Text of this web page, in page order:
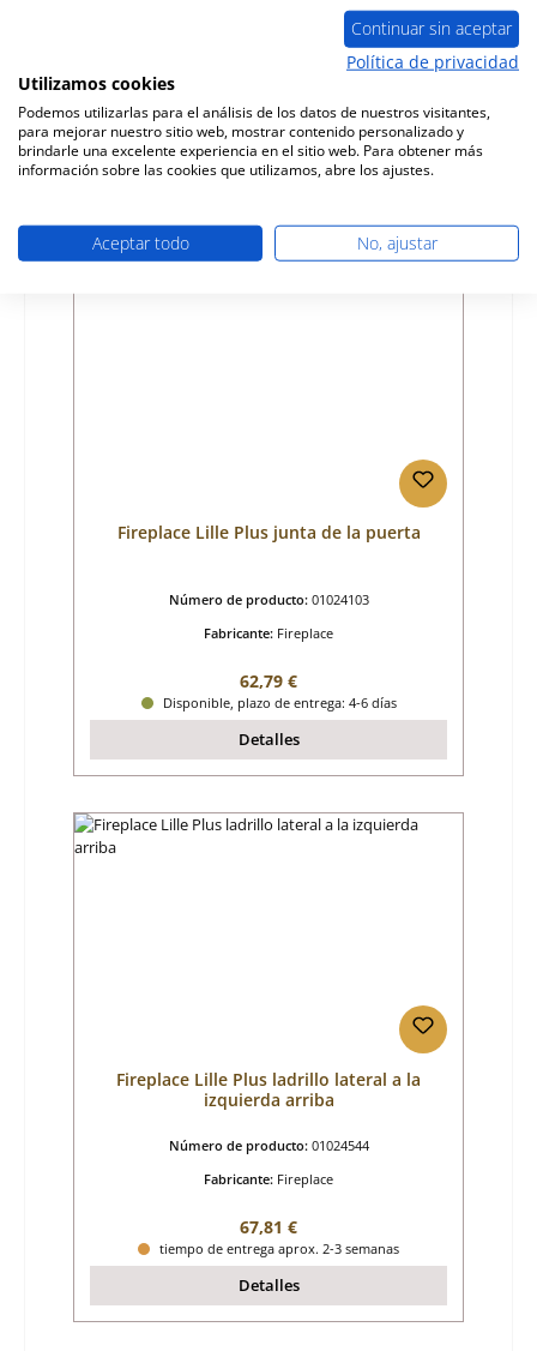
01024002
Precio normal:
354,49 €
tiempo de entrega aprox. 2-3 semanas
Fireplace Lille Plus junta de la puerta
Número de producto: 01024103
Fabricante: Fireplace
Precio normal:
62,79 €
Disponible, plazo de entrega: 4-6 días
Detalles
Fireplace Lille Plus ladrillo lateral a la
izquierda arriba
Número de producto: 01024544
Fabricante: Fireplace
Precio normal:
67,81 €
tiempo de entrega aprox. 2-3 semanas
Detalles
Continuar sin aceptar
Política de privacidad
Utilizamos cookies
Podemos utilizarlas para el análisis de los datos de nuestros visitantes,
para mejorar nuestro sitio web, mostrar contenido personalizado y
brindarle una excelente experiencia en el sitio web. Para obtener más
información sobre las cookies que utilizamos, abre los ajustes.
Aceptar todo No, ajustar